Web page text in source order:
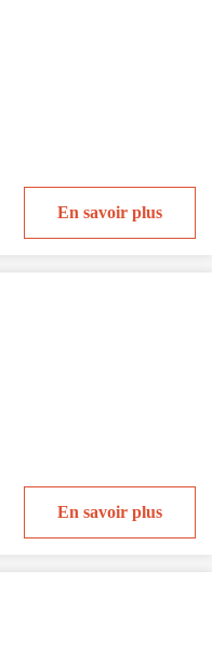
En savoir plus
En savoir plus